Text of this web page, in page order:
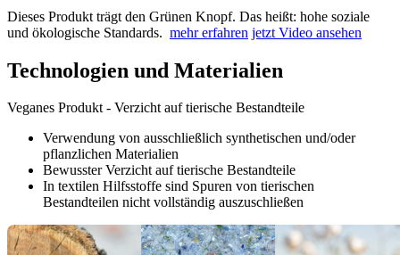
Dieses Produkt trägt den Grünen Knopf. Das heißt: hohe soziale
und ökologische Standards. mehr erfahren jetzt Video ansehen
Technologien und Materialien
Veganes Produkt - Verzicht auf tierische Bestandteile
Verwendung von ausschließlich synthetischen und/oder
pflanzlichen Materialien
Bewusster Verzicht auf tierische Bestandteile
In textilen Hilfsstoffe sind Spuren von tierischen
Bestandteilen nicht vollständig auszuschließen